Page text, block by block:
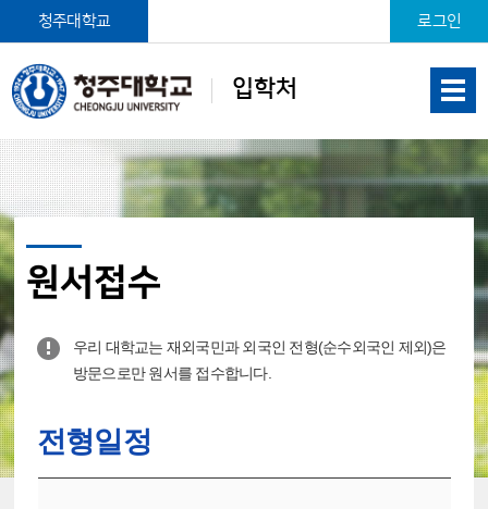
입학처
청주대학교 로그인
원서접수
우리 대학교는 재외국민과 외국인 전형(순수외국인 제외)은
방문으로만 원서를 접수합니다.
전형일정